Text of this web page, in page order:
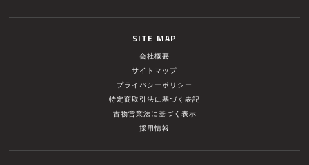
SITE MAP
会社概要
サイトマップ
プライバシーポリシー
特定商取引法に基づく表記
古物営業法に基づく表示
採用情報